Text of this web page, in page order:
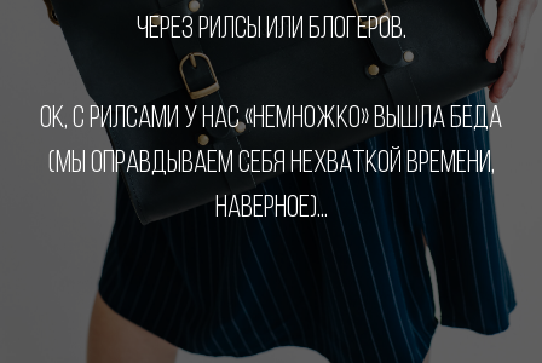
ЧЕРЕЗ РИЛСЫ ИЛИ БЛОГЕРОВ.
ОК, С РИЛСАМИ У НАС «НЕМНОЖКО» ВЫШЛА БЕДА
(МЫ ОПРАВДЫВАЕМ СЕБЯ НЕХВАТКОЙ ВРЕМЕНИ,
НАВЕРНОЕ)...